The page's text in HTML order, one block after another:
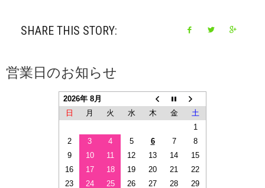
SHARE THIS STORY:
営業日のお知らせ
2026年 8月
日
月 火 水 木 金
土
1
2
3 4 5 6 7
8
9
10 11 12 13 14
15
16
17 18 19 20 21
22
23
24 25 26 27 28
29